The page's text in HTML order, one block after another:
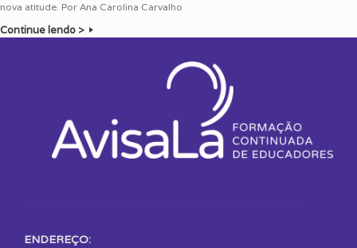
nova atitude. Por Ana Carolina Carvalho
Continue lendo >
ENDEREÇO: